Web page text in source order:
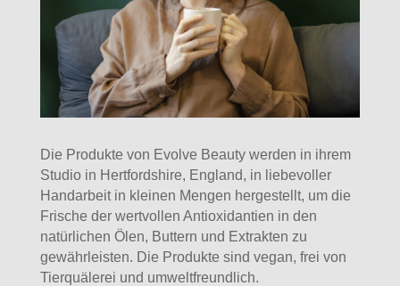
Die Produkte von Evolve Beauty werden in ihrem
Studio in Hertfordshire, England, in liebevoller
Handarbeit in kleinen Mengen hergestellt, um die
Frische der wertvollen Antioxidantien in den
natürlichen Ölen, Buttern und Extrakten zu
gewährleisten. Die Produkte sind vegan, frei von
Tierquälerei und umweltfreundlich.